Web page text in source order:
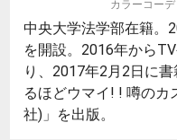
カラーコー
中央大学法学部在籍。
を開設。2016年から
り、2017年2月2日に
るほどウマイ! ! 噂のカ
社)」を出版。